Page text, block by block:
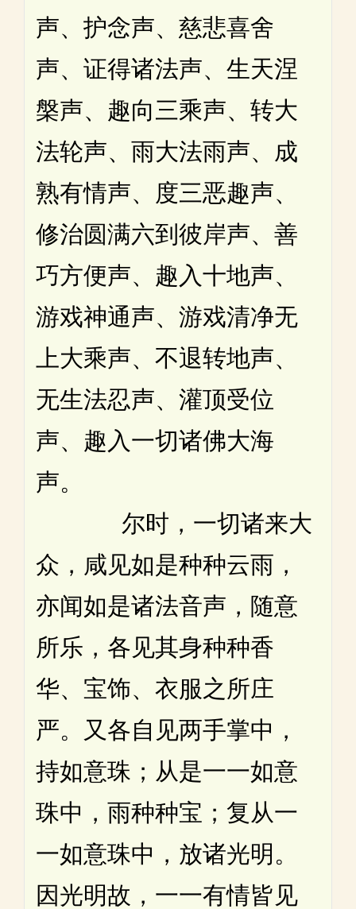
声、护念声、慈悲喜舍
声、证得诸法声、生天涅
槃声、趣向三乘声、转大
法轮声、雨大法雨声、成
熟有情声、度三恶趣声、
修治圆满六到彼岸声、善
巧方便声、趣入十地声、
游戏神通声、游戏清净无
上大乘声、不退转地声、
无生法忍声、灌顶受位
声、趣入一切诸佛大海
声。
尔时，一切诸来大
众，咸见如是种种云雨，
亦闻如是诸法音声，随意
所乐，各见其身种种香
华、宝饰、衣服之所庄
严。又各自见两手掌中，
持如意珠；从是一一如意
珠中，雨种种宝；复从一
一如意珠中，放诸光明。
因光明故，一一有情皆见